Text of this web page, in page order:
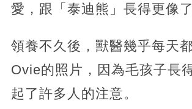
愛，跟「泰迪熊」長得更像了
領養不久後，獸醫幾乎每天
Ovie的照片，因為毛孩子長
起了許多人的注意。